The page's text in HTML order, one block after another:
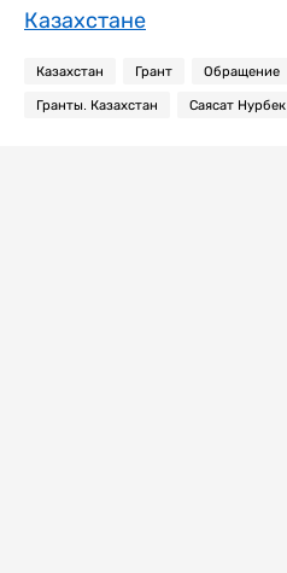
Казахстане
Казахстан Грант Обращение
Гранты. Казахстан Саясат Нурбек